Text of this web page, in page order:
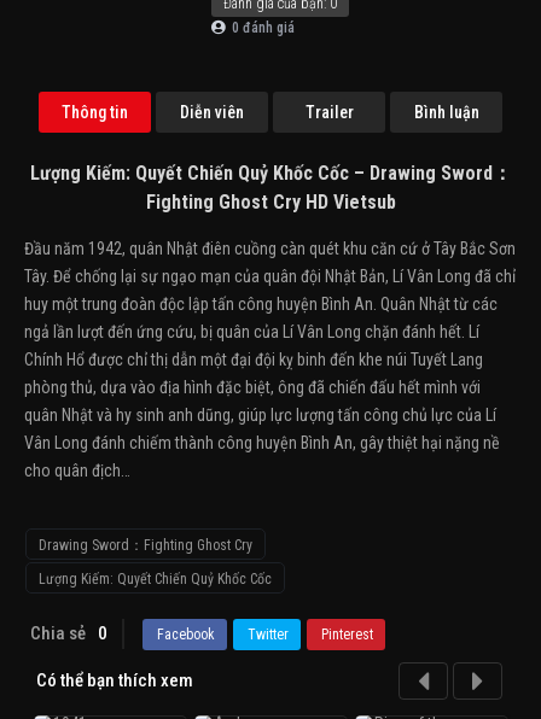
Đánh giá của bạn: 0
0 đánh giá
Thông tin Diễn viên Trailer Bình luận
Lượng Kiếm: Quyết Chiến Quỷ Khốc Cốc – Drawing Sword：
Fighting Ghost Cry HD Vietsub
Đầu năm 1942, quân Nhật điên cuồng càn quét khu căn cứ ở Tây Bắc Sơn
Tây. Để chống lại sự ngạo mạn của quân đội Nhật Bản, Lí Vân Long đã chỉ
huy một trung đoàn độc lập tấn công huyện Bình An. Quân Nhật từ các
ngả lần lượt đến ứng cứu, bị quân của Lí Vân Long chặn đánh hết. Lí
Chính Hổ được chỉ thị dẫn một đại đội kỵ binh đến khe núi Tuyết Lang
phòng thủ, dựa vào địa hình đặc biệt, ông đã chiến đấu hết mình với
quân Nhật và hy sinh anh dũng, giúp lực lượng tấn công chủ lực của Lí
Vân Long đánh chiếm thành công huyện Bình An, gây thiệt hại nặng nề
cho quân địch…
Drawing Sword：Fighting Ghost Cry
Lượng Kiếm: Quyết Chiến Quỷ Khốc Cốc
Chia sẻ 0 Facebook Twitter Pinterest
Có thể bạn thích xem